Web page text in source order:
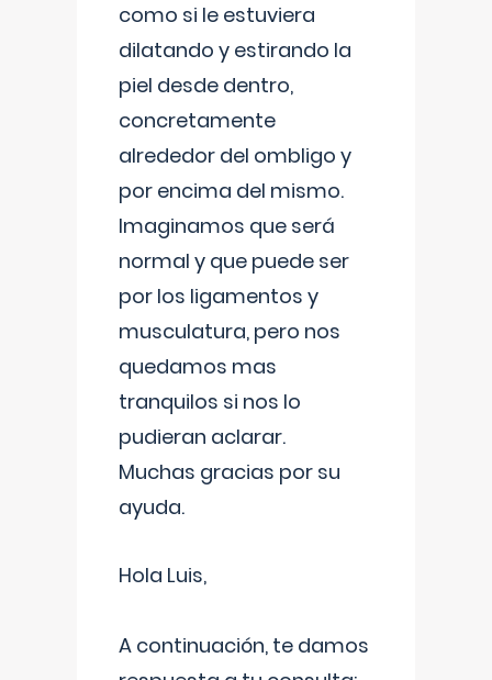
como si le estuviera
dilatando y estirando la
piel desde dentro,
concretamente
alrededor del ombligo y
por encima del mismo.
Imaginamos que será
normal y que puede ser
por los ligamentos y
musculatura, pero nos
quedamos mas
tranquilos si nos lo
pudieran aclarar.
Muchas gracias por su
ayuda.
Hola Luis,
A continuación, te damos